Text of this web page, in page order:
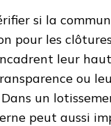
si la
pour les
leur
ou
un
peut aussi